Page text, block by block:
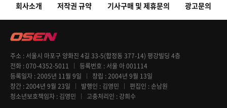
회사소개 저작권 규약 기사구매 및 제휴문의 광고문의
주소
서울시 마포구 양화진 4길 33-5(합정동 377-14) 평강빌딩 4층
전화 070-4352-5011 등록번호
서울 아 001114
등록일자 2005년 11월 9일 창립 2004년 9월 13일
창간 2004년 9월 23일 발행인 김영민 편집인
손남원
청소년보호책임자 김영민 고충처리인
강희수